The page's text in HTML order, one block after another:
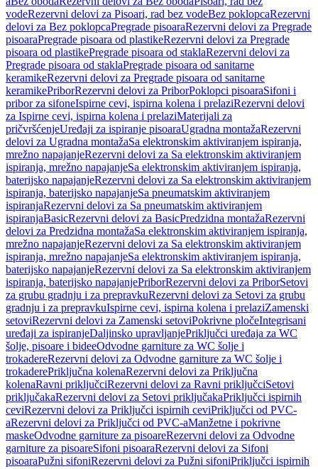
vodeRezervni delovi za Pisoari, rad bez vodeBez poklopcaRezervni
delovi za Bez poklopcaPregrade pisoaraRezervni delovi za Pregrade
pisoaraPregrade pisoara od plastikeRezervni delovi za Pregrade
pisoara od plastikePregrade pisoara od staklaRezervni delovi za
Pregrade pisoara od staklaPregrade pisoara od sanitarne
keramikeRezervni delovi za Pregrade pisoara od sanitarne
keramikePriborRezervni delovi za PriborPoklopci pisoaraSifoni i
pribor za sifoneIspirne cevi, ispirna kolena i prelaziRezervni delovi
za Ispirne cevi, ispirna kolena i prelaziMaterijali za
pričvršćenjeUređaji za ispiranje pisoaraUgradna montažaRezervni
delovi za Ugradna montažaSa elektronskim aktiviranjem ispiranja,
mrežno napajanjeRezervni delovi za Sa elektronskim aktiviranjem
ispiranja, mrežno napajanjeSa elektronskim aktiviranjem ispiranja,
baterijsko napajanjeRezervni delovi za Sa elektronskim aktiviranjem
ispiranja, baterijsko napajanjeSa pneumatskim aktiviranjem
ispiranjaRezervni delovi za Sa pneumatskim aktiviranjem
ispiranjaBasicRezervni delovi za BasicPredzidna montažaRezervni
delovi za Predzidna montažaSa elektronskim aktiviranjem ispiranja,
mrežno napajanjeRezervni delovi za Sa elektronskim aktiviranjem
ispiranja, mrežno napajanjeSa elektronskim aktiviranjem ispiranja,
baterijsko napajanjeRezervni delovi za Sa elektronskim aktiviranjem
ispiranja, baterijsko napajanjePriborRezervni delovi za PriborSetovi
za grubu gradnju i za prepravkuRezervni delovi za Setovi za grubu
gradnju i za prepravkuIspirne cevi, ispirna kolena i prelaziZamenski
setoviRezervni delovi za Zamenski setoviPokrivne pločeIntegrisani
uređaji za ispiranjeDaljinsko upravljanjePriključci uređaja za WC
šolje, pisoare i bideeOdvodne garniture za WC šolje i
trokadereRezervni delovi za Odvodne garniture za WC šolje i
trokaderePriključna kolenaRezervni delovi za Priključna
kolenaRavni priključciRezervni delovi za Ravni priključciSetovi
priključakaRezervni delovi za Setovi priključakaPriključci ispirnih
ceviRezervni delovi za Priključci ispirnih ceviPriključci od PVC-
aRezervni delovi za Priključci od PVC-aManžetne i pokrivne
maskeOdvodne garniture za pisoareRezervni delovi za Odvodne
garniture za pisoareSifoni pisoaraRezervni delovi za Sifoni
pisoaraPužni sifoniRezervni delovi za Pužni sifoniPriključci ispirnih